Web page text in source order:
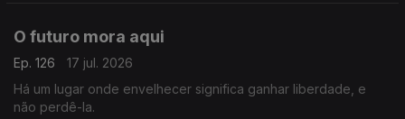
O futuro mora aqui
Ep. 126
17 jul. 2026
Há um lugar onde envelhecer significa ganhar liberdade, e
não perdê-la.